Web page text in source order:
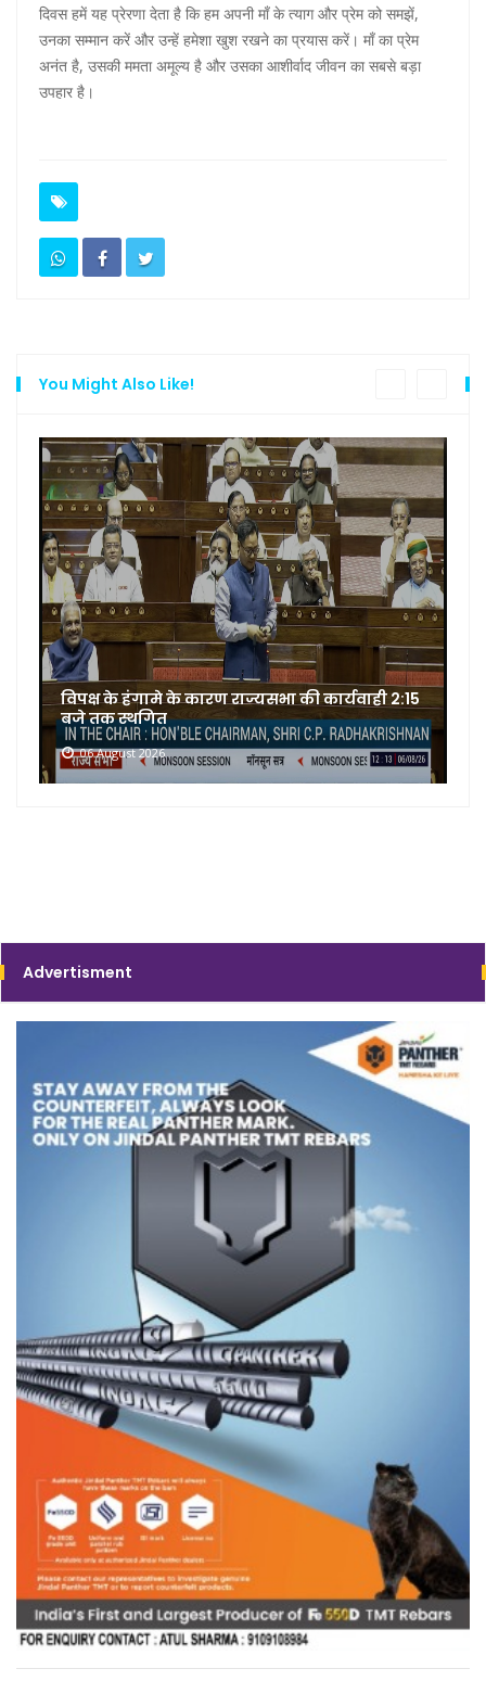
दिवस हमें यह प्रेरणा देता है कि हम अपनी माँ के त्याग और प्रेम को समझें,
उनका सम्मान करें और उन्हें हमेशा खुश रखने का प्रयास करें। माँ का प्रेम
अनंत है, उसकी ममता अमूल्य है और उसका आशीर्वाद जीवन का सबसे बड़ा
उपहार है।
You Might Also Like!
विपक्ष के हंगामे के कारण राज्यसभा की कार्यवाही 2:15
बजे तक स्थगित
06 August 2026
Advertisment